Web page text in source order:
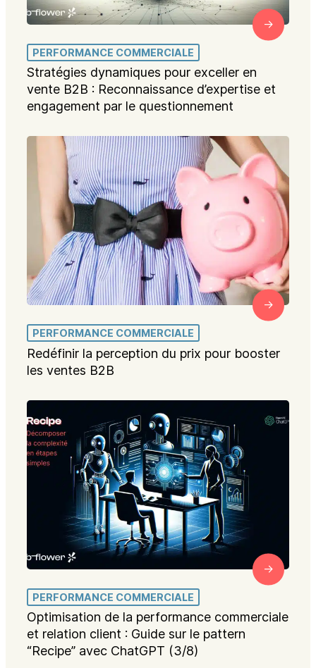
PERFORMANCE COMMERCIALE
Stratégies dynamiques pour exceller en
vente B2B : Reconnaissance d’expertise et
engagement par le questionnement
PERFORMANCE COMMERCIALE
Redéfinir la perception du prix pour booster
les ventes B2B
PERFORMANCE COMMERCIALE
Optimisation de la performance commerciale
et relation client : Guide sur le pattern
“Recipe” avec ChatGPT (3/8)